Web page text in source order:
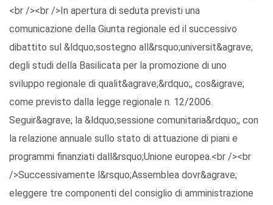
<br /><br />In apertura di seduta previsti una
comunicazione della Giunta regionale ed il successivo
dibattito sul &ldquo;sostegno all&rsquo;universit&agrave;
degli studi della Basilicata per la promozione di uno
sviluppo regionale di qualit&agrave;&rdquo;, cos&igrave;
come previsto dalla legge regionale n. 12/2006.
Seguir&agrave; la &ldquo;sessione comunitaria&rdquo;, con
la relazione annuale sullo stato di attuazione di piani e
programmi finanziati dall&rsquo;Unione europea.<br /><br
/>Successivamente l&rsquo;Assemblea dovr&agrave;
eleggere tre componenti del consiglio di amministrazione